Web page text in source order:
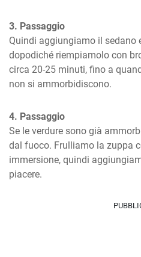
3. Passaggio
Quindi aggiungiamo il sedano
dopodiché riempiamolo con
circa 20-25 minuti, fino a
non si ammorbidiscono.
4. Passaggio
Se le verdure sono già
dal fuoco. Frulliamo la zuppa
immersione, quindi
piacere.